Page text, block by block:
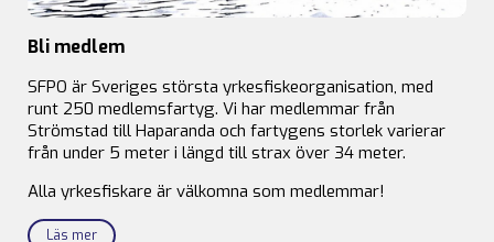
Bli medlem
SFPO är Sveriges största yrkesfiskeorganisation, med
runt 250 medlemsfartyg. Vi har medlemmar från
Strömstad till Haparanda och fartygens storlek varierar
från under 5 meter i längd till strax över 34 meter.
Alla yrkesfiskare är välkomna som medlemmar!
Läs mer